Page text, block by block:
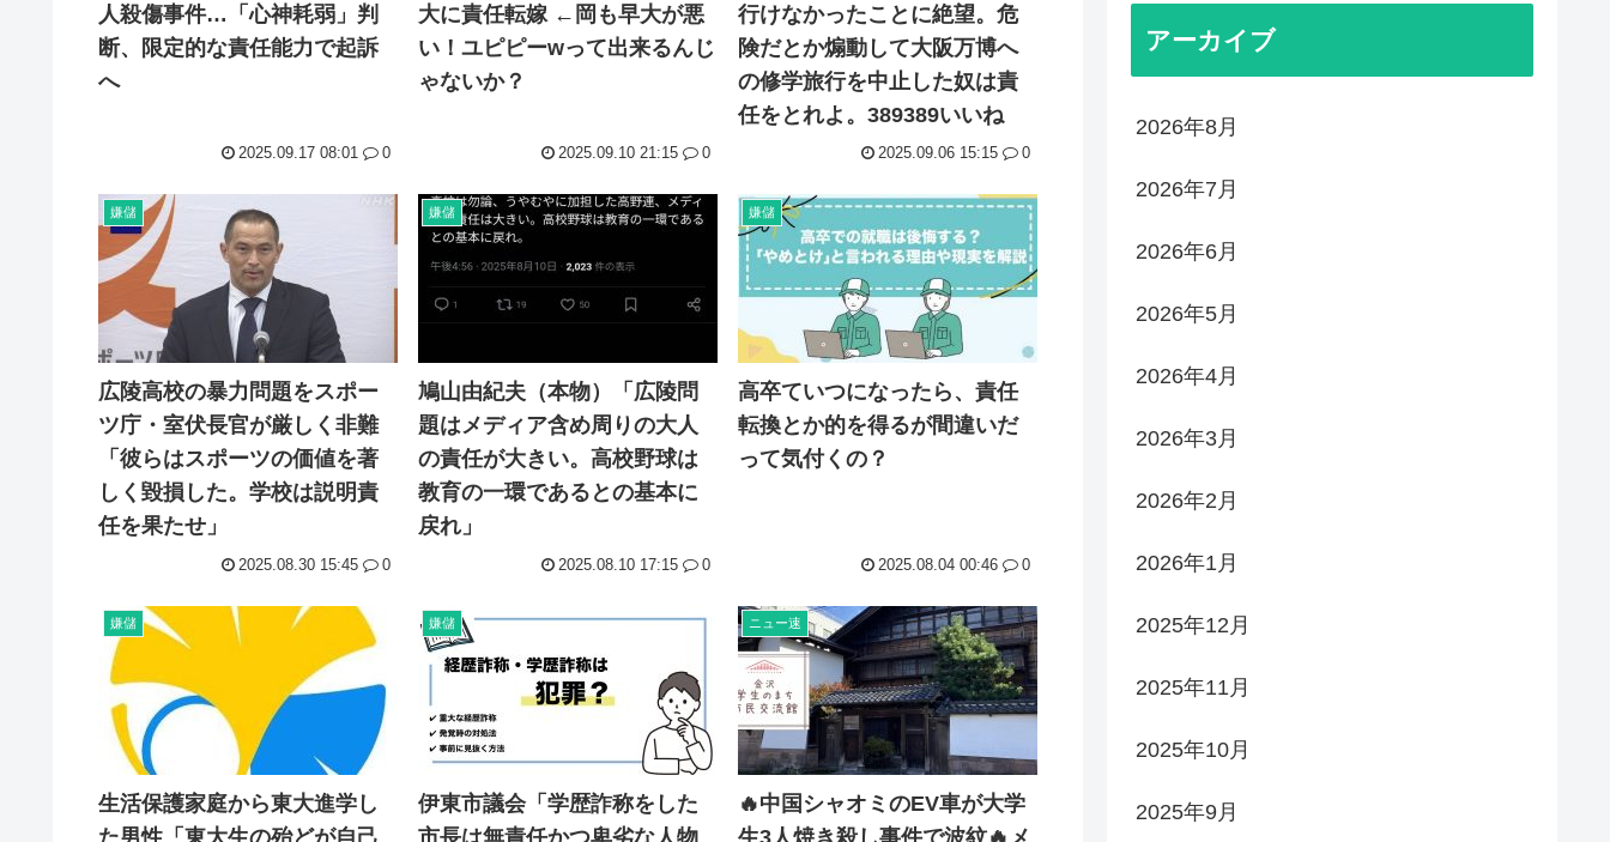
人殺傷事件…「心神耗弱」判
断、限定的な責任能力で起訴
へ
2025.09.17 08:01 0
大に責任転嫁 ←岡も早大が悪
い！ユピピーwって出来るんじ
ゃないか？
2025.09.10 21:15 0
行けなかったことに絶望。危
険だとか煽動して大阪万博へ
の修学旅行を中止した奴は責
任をとれよ。389389いいね
2025.09.06 15:15 0
嫌儲
広陵高校の暴力問題をスポー
ツ庁・室伏長官が厳しく非難
「彼らはスポーツの価値を著
しく毀損した。学校は説明責
任を果たせ」
2025.08.30 15:45 0
嫌儲
鳩山由紀夫（本物）「広陵問
題はメディア含め周りの大人
の責任が大きい。高校野球は
教育の一環であるとの基本に
戻れ」
2025.08.10 17:15 0
嫌儲
高卒ていつになったら、責任
転換とか的を得るが間違いだ
って気付くの？
2025.08.04 00:46 0
嫌儲
生活保護家庭から東大進学し
た男性「東大生の殆どが自己
嫌儲
伊東市議会「学歴詐称をした
市長は無責任かつ卑劣な人物
ニュー速
🔥中国シャオミのEV車が大学
生3人焼き殺し事件で波紋🔥メ
アーカイブ
2026年8月
2026年7月
2026年6月
2026年5月
2026年4月
2026年3月
2026年2月
2026年1月
2025年12月
2025年11月
2025年10月
2025年9月